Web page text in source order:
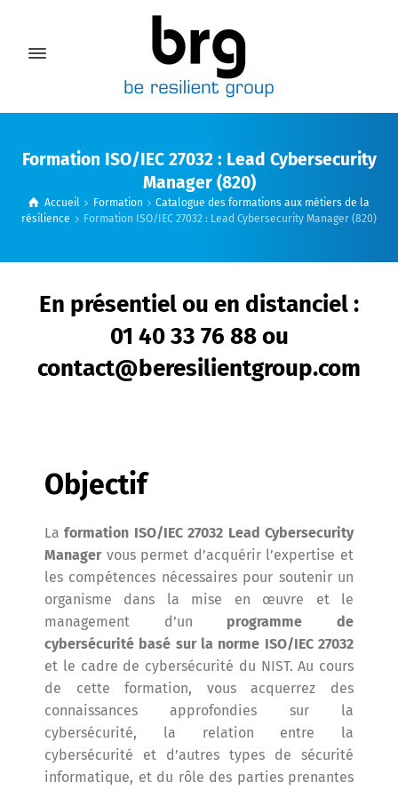
Formation ISO/IEC 27032 : Lead Cybersecurity
Manager (820)
Accueil Formation
Catalogue des formations aux métiers de la
résilience
Formation ISO/IEC 27032 : Lead Cybersecurity Manager (820)
En présentiel ou en distanciel :
01 40 33 76 88 ou
contact@beresilientgroup.com
Objectif
Laformation ISO/IEC 27032 Lead Cybersecurity
Managervous permet d’acquérir l’expertise et
les compétences nécessaires pour soutenir un
organisme dans la mise en œuvre et le
management d’un programme de
cybersécurité basé sur la norme ISO/IEC 27032
et le cadre de cybersécurité du NIST. Au cours
de cette formation, vous acquerrez des
connaissances approfondies sur la
cybersécurité, la relation entre la
cybersécurité et d’autres types de sécurité
informatique, et du rôle des parties prenantes